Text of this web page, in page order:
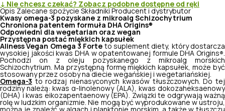
↓ Nie chcesz czekać? Zobacz podobne dostępne od ręki
Opis Zalecane spożycie Składniki Producent i dystrybutor
Kwasy omega-3 pozyskane z mikroalg Schizochytrium
Chroniona patentem formuła DHA Origins®
Odpowiedni dla wegetarian oraz wegan
Przystępna postać miękkich kapsułek
Aliness Vegan Omega 3 Forte to suplement diety, który dostarcza
wysokiej jakości kwas DHA w opatentowanej formule DHA Origins®
Pochodzi on z oleju pozyskanego z mikroalg morskich
Schizochytrium . Ma przystępną formę miękkich kapsułek, może być
stosowany przez osoby na diecie wegańskiej i wegetariańskiej.
Omega-3 to rodzaj nienasyconych kwasów tłuszczowych. Do tej
rodziny należą: kwas α-linolenowy (ALA), kwas dokozaheksaenowy
(DHA) i kwas eikozapentaenowy (EPA). Związki te odgrywają ważną
rolę w ludzkim organizmie. Nie mogą być wyprodukowane w ustroju,
można je znaleźć w algach i planktonie morskim, a także w tłuszczu